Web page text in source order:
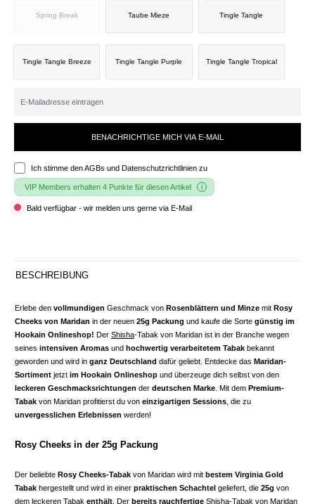
Spring Break Taube Mieze Tingle Tangle
Tingle Tangle Breeze Tingle Tangle Purple Tingle Tangle Tropical
BENACHRICHTIGE MICH VIA E-MAIL
Ich stimme denAGBs und Datenschutzrichtlinien zu
VIP Members erhalten 4 Punkte für diesen Artikel
Bald verfügbar - wir melden uns gerne via E-Mail
BESCHREIBUNG
Erlebe den vollmundigen Geschmack von Rosenblättern und Minze mit Rosy
Cheeks von Maridan in der neuen 25g Packung und kaufe die Sorte günstig im
Hookain Onlineshop! Der Shisha-Tabak von Maridan ist in der Branche wegen
seines intensiven Aromas und hochwertig verarbeitetem Tabak bekannt
geworden und wird in ganz Deutschland dafür geliebt. Entdecke das Maridan-
Sortiment jetzt im Hookain Onlineshop und überzeuge dich selbst von den
leckeren Geschmacksrichtungen der deutschen Marke . Mit dem Premium-
Tabak von Maridan profitierst du von einzigartigen Sessions , die zu
unvergesslichen Erlebnissen werden!
Rosy Cheeks in der 25g Packung
Der beliebte Rosy Cheeks-Tabak von Maridan wird mit bestem Virginia Gold
Tabak hergestellt und wird in einer praktischen Schachtel geliefert, die 25g von
dem leckeren Tabak enthält . Der bereits rauchfertige Shisha-Tabak von Maridan